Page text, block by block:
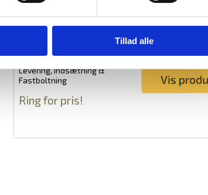
Tillad alle
Levering, Indsætning &
Fastboltning
Ring for pris!